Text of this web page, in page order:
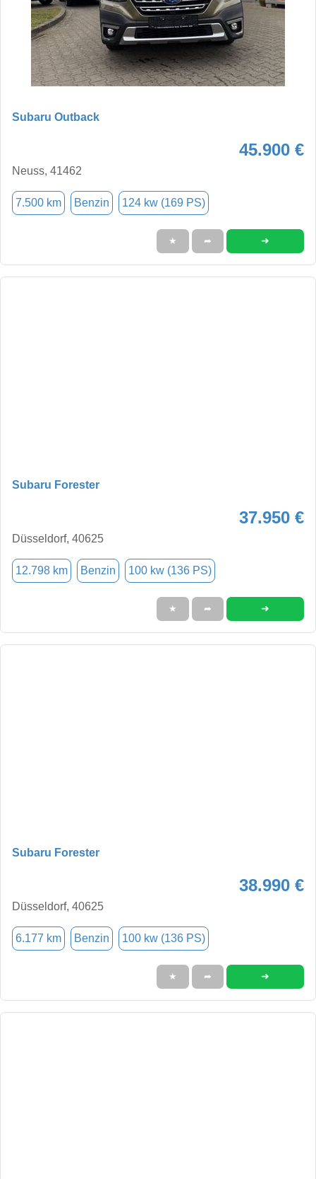
Subaru Outback
45.900 €
Neuss, 41462
7.500 km Benzin 124 kw (169 PS)
★ ➦ ➜
Subaru Forester
37.950 €
Düsseldorf, 40625
12.798 km Benzin 100 kw (136 PS)
★ ➦ ➜
Subaru Forester
38.990 €
Düsseldorf, 40625
6.177 km Benzin 100 kw (136 PS)
★ ➦ ➜